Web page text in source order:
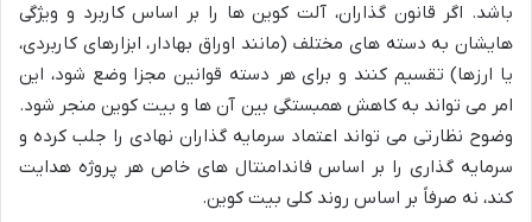
باشد. اگر قانون گذاران، آلت کوین ها را بر اساس کاربرد و ویژگی
هایشان به دسته های مختلف (مانند اوراق بهادار، ابزارهای کاربردی،
یا ارزها) تقسیم کنند و برای هر دسته قوانین مجزا وضع شود، این
امر می تواند به کاهش همبستگی بین آن ها و بیت کوین منجر شود.
وضوح نظارتی می تواند اعتماد سرمایه گذاران نهادی را جلب کرده و
سرمایه گذاری را بر اساس فاندامنتال های خاص هر پروژه هدایت
کند، نه صرفاً بر اساس روند کلی بیت کوین.